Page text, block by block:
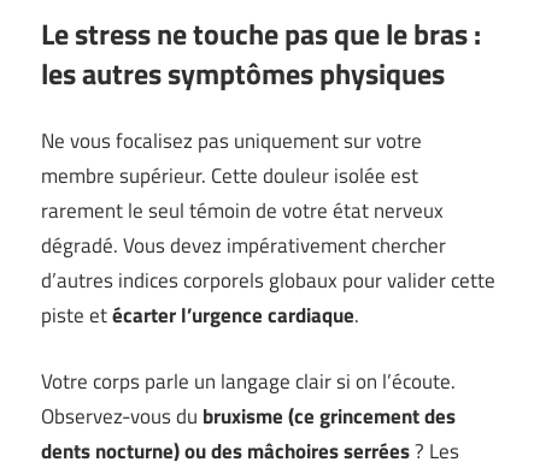
Le stress ne touche pas que le bras :
les autres symptômes physiques
Ne vous focalisez pas uniquement sur votre
membre supérieur. Cette douleur isolée est
rarement le seul témoin de votre état nerveux
dégradé. Vous devez impérativement chercher
d’autres indices corporels globaux pour valider cette
piste etécarter l’urgence cardiaque.
Votre corps parle un langage clair si on l’écoute.
Observez-vous du bruxisme (ce grincement des
dents nocturne) ou des mâchoires serrées? Les